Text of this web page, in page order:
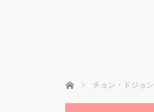
ホーム チョン・ドジョン